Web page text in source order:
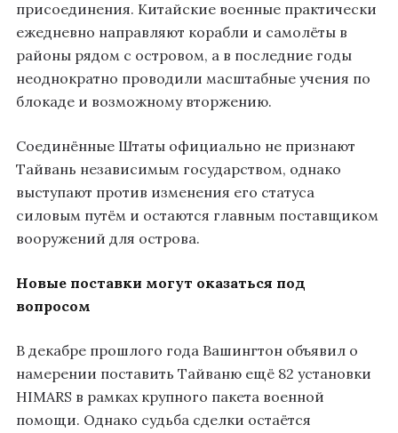
присоединения. Китайские военные практически
ежедневно направляют корабли и самолёты в
районы рядом с островом, а в последние годы
неоднократно проводили масштабные учения по
блокаде и возможному вторжению.
Соединённые Штаты официально не признают
Тайвань независимым государством, однако
выступают против изменения его статуса
силовым путём и остаются главным поставщиком
вооружений для острова.
Новые поставки могут оказаться под
вопросом
В декабре прошлого года Вашингтон объявил о
намерении поставить Тайваню ещё 82 установки
HIMARS в рамках крупного пакета военной
помощи. Однако судьба сделки остаётся